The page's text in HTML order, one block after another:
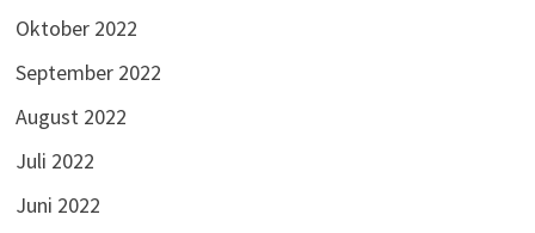
Oktober 2022
September 2022
August 2022
Juli 2022
Juni 2022